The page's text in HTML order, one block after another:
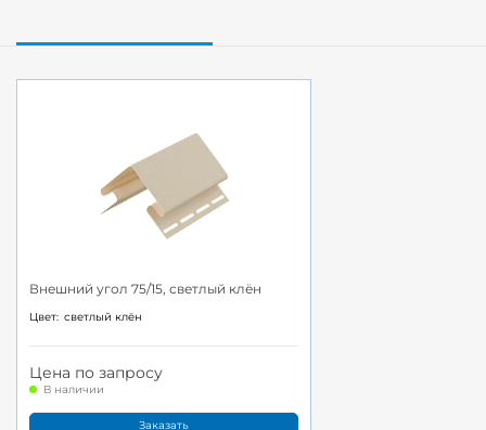
Внешний угол 75/15, светлый клён
Цвет: светлый клён
Цена по запросу
В наличии
Заказать